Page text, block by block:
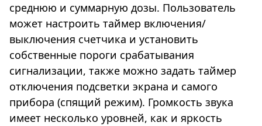
среднюю и суммарную дозы. Пользователь
может настроить таймер включения/
выключения счетчика и установить
собственные пороги срабатывания
сигнализации, также можно задать таймер
отключения подсветки экрана и самого
прибора (спящий режим). Громкость звука
имеет несколько уровней, как и яркость